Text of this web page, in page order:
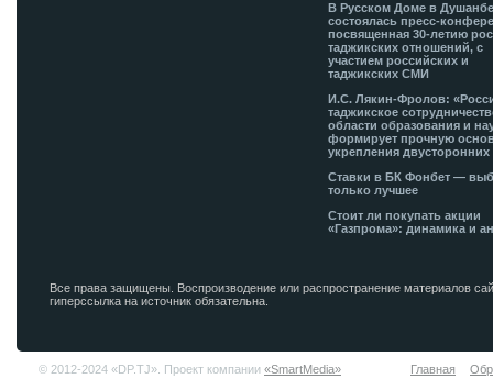
В Русском Доме в
состоялась пресс-
посвященная 30-летию
таджикских отношений, с
участием российских и
таджикских СМИ
И.С. Лякин-Фролов:
таджикское
области образования и
формирует прочную
укрепления двусторонних
Ставки в БК Фонбет —
только лучшее
Стоит ли покупать акции
«Газпрома»: динамика и
Все права защищены. Воспроизводение или распространение материалов
гиперссылка на источник обязательна.
© 2012-2024 «DP.TJ». Проект компании «SmartMedia» Главная